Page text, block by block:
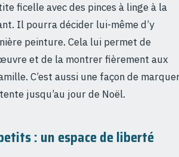
ficelle avec des pinces à linge à la
Il pourra décider lui-même d’y
peinture. Cela lui permet de
et de la montrer fièrement aux
C’est aussi une façon de
jusqu’au jour de Noël.
: un espace de liberté